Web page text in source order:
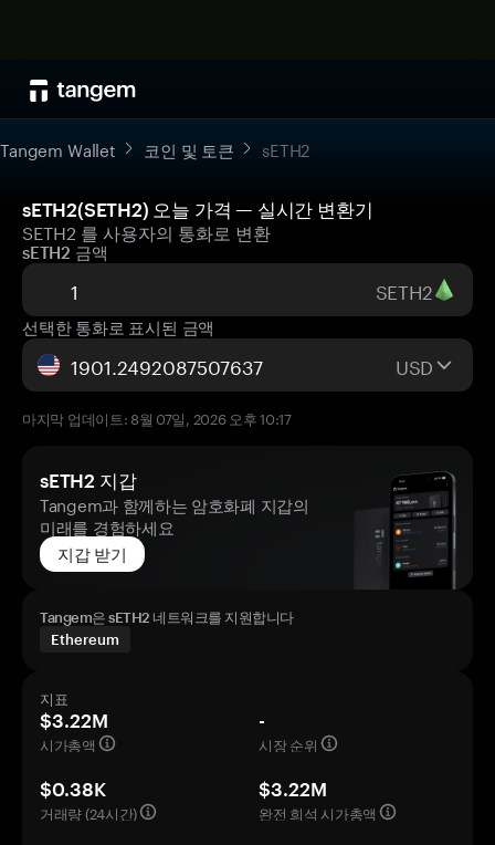
Tangem Wallet 코인 및 토큰 sETH2
sETH2(SETH2) 오늘 가격 — 실시간 변환기
SETH2 를 사용자의 통화로 변환
sETH2 금액
SETH2
선택한 통화로 표시된 금액
USD
마지막 업데이트: 8월 07일, 2026 오후 10:17
sETH2 지갑
Tangem과 함께하는 암호화폐 지갑의
미래를 경험하세요
지갑 받기
Tangem은 sETH2 네트워크를 지원합니다
Ethereum
지표
$3.22M
시가총액
-
시장 순위
$0.38K
거래량 (24시간)
$3.22M
완전 희석 시가총액